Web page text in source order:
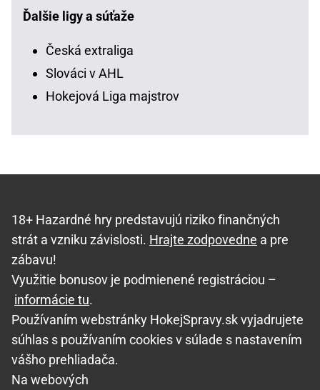
Ďalšie ligy a súťaže
Česká extraliga
Slováci v AHL
Hokejová Liga majstrov
18+ Hazardné hry predstavujú riziko finančných
strát a vzniku závislosti. Hrajte zodpovedne a pre
zábavu!
Využitie bonusov je podmienené registráciou –
informácie tu.
Používaním webstránky HokejSpravy.sk vyjadrujete
súhlas s používaním cookies v súlade s nastavením
vášho prehliadača.
Na webových